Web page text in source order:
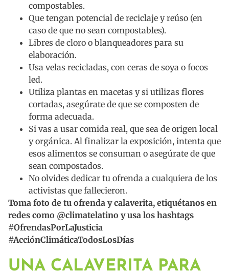
compostables.
Que tengan potencial de reciclaje y reúso (en
caso de que no sean compostables).
Libres de cloro o blanqueadores para su
elaboración.
Usa velas recicladas, con ceras de soya o focos
led.
Utiliza plantas en macetas y si utilizas flores
cortadas, asegúrate de que se composten de
forma adecuada.
Si vas a usar comida real, que sea de origen local
y orgánica. Al finalizar la exposición, intenta que
esos alimentos se consuman o asegúrate de que
sean compostados.
No olvides dedicar tu ofrenda a cualquiera de los
activistas que fallecieron.
Toma foto de tu ofrenda y calaverita, etiquétanos en
redes como @climatelatino y usa los hashtags
#OfrendasPorLaJusticia
#AcciónClimáticaTodosLosDías
UNA CALAVERITA PARA